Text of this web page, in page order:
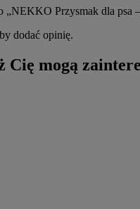
„NEKKO Przysmak dla psa
dodać opinię.
Cię mogą